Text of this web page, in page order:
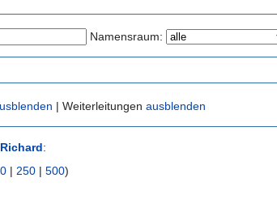
Namensraum:
| Weiterleitungen ausblenden
:
| 250 | 500)